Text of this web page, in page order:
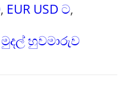
, EUR USD ට,
හුවමාරුව